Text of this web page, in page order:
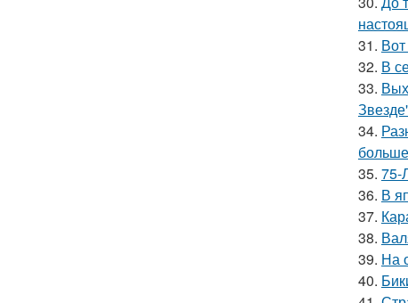
31.
32. В
33.
34.
35. 75-
36. В
37.
38.
39. На
40.